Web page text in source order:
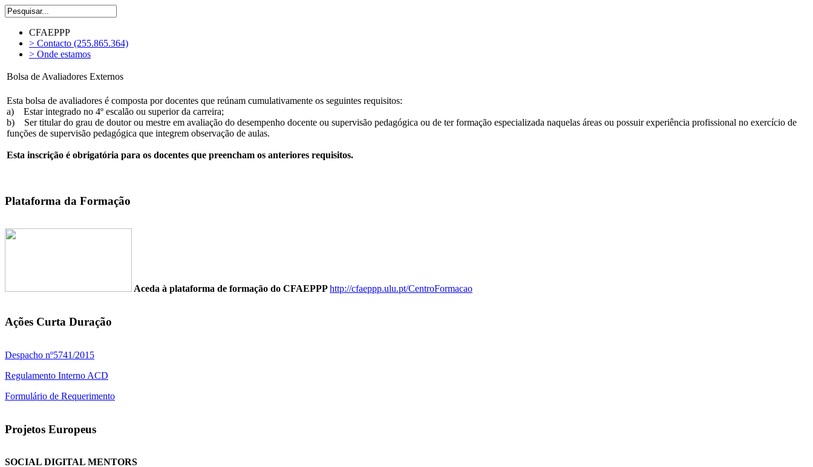
CFAEPPP
> Contacto (255.865.364)
> Onde estamos
Bolsa de Avaliadores Externos
Esta bolsa de avaliadores é composta por docentes que reúnam cumulativamente os seguintes requisitos:
a) Estar integrado no 4º escalão ou superior da carreira;
b) Ser titular do grau de doutor ou mestre em avaliação do desempenho docente ou supervisão pedagógica ou de ter formação especializada naquelas áreas ou possuir experiência profissional no exercício de
funções de supervisão pedagógica que integrem observação de aulas.
Esta inscrição é obrigatória para os docentes que preencham os anteriores requisitos.
Plataforma da Formação
Aceda à plataforma de formação do CFAEPPPhttp://cfaeppp.ulu.pt/CentroFormacao
Ações Curta Duração
Despacho nº5741/2015
Regulamento Interno ACD
Formulário de Requerimento
Projetos Europeus
SOCIAL DIGITAL MENTORS